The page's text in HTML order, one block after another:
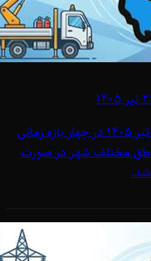
برنامه خاموشی‌های احتمالی روز جمعه 26 تیر 1405 در چهار بازه زمانی
مناطق مختلف شهر در صورت
شد.